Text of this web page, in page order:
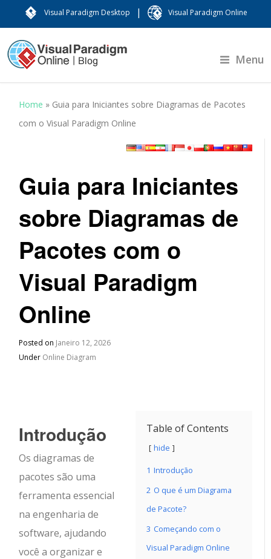
Visual Paradigm Desktop | Visual Paradigm Online
Menu
Home » Guia para Iniciantes sobre Diagramas de Pacotes
com o Visual Paradigm Online
Guia para Iniciantes
sobre Diagramas de
Pacotes com o
Visual Paradigm
Online
Posted on Janeiro 12, 2026
Under Online Diagram
Table of Contents
hide
1 Introdução
2 O que é um Diagrama
de Pacote?
3 Começando com o
Visual Paradigm Online
Introdução
Os diagramas de
pacotes são uma
ferramenta essencial
na engenharia de
software, ajudando
você a organizar e